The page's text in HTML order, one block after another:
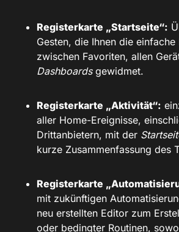
Registerkarte „Startseite“:
Gesten, die Ihnen die
zwischen Favoriten, allen
Dashboards gewidmet.
Registerkarte „Aktivität“:
aller Home-Ereignisse,
Drittanbietern, mit der
kurze Zusammenfassung des
Registerkarte
mit zukünftigen
neu erstellten Editor zum
oder bedingter Routinen,